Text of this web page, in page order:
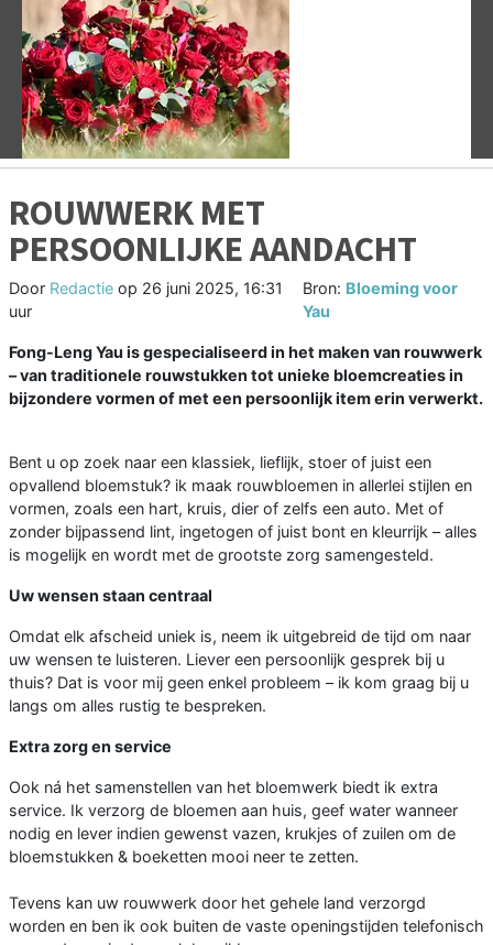
Vorige
ROUWWERK MET
PERSOONLIJKE AANDACHT
Door Redactie op 26 juni 2025, 16:31
uur
Bron: Bloeming voor
Yau
Fong-Leng Yau is gespecialiseerd in het maken van rouwwerk
– van traditionele rouwstukken tot unieke bloemcreaties in
bijzondere vormen of met een persoonlijk item erin verwerkt.
Bent u op zoek naar een klassiek, lieflijk, stoer of juist een
opvallend bloemstuk? ik maak rouwbloemen in allerlei stijlen en
vormen, zoals een hart, kruis, dier of zelfs een auto. Met of
zonder bijpassend lint, ingetogen of juist bont en kleurrijk – alles
is mogelijk en wordt met de grootste zorg samengesteld.
Uw wensen staan centraal
Omdat elk afscheid uniek is, neem ik uitgebreid de tijd om naar
uw wensen te luisteren. Liever een persoonlijk gesprek bij u
thuis? Dat is voor mij geen enkel probleem – ik kom graag bij u
langs om alles rustig te bespreken.
Extra zorg en service
Ook ná het samenstellen van het bloemwerk biedt ik extra
service. Ik verzorg de bloemen aan huis, geef water wanneer
nodig en lever indien gewenst vazen, krukjes of zuilen om de
bloemstukken & boeketten mooi neer te zetten.
Tevens kan uw rouwwerk door het gehele land verzorgd
worden en ben ik ook buiten de vaste openingstijden telefonisch